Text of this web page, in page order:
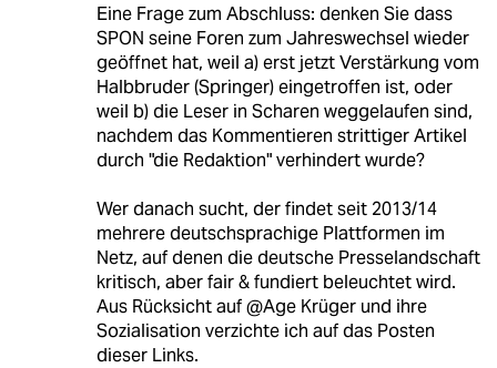
Eine Frage zum Abschluss: denken Sie dass
SPON seine Foren zum Jahreswechsel wieder
geöffnet hat, weil a) erst jetzt Verstärkung vom
Halbbruder (Springer) eingetroffen ist, oder
weil b) die Leser in Scharen weggelaufen sind,
nachdem das Kommentieren strittiger Artikel
durch "die Redaktion" verhindert wurde?
Wer danach sucht, der findet seit 2013/14
mehrere deutschsprachige Plattformen im
Netz, auf denen die deutsche Presselandschaft
kritisch, aber fair & fundiert beleuchtet wird.
Aus Rücksicht auf @Age Krüger und ihre
Sozialisation verzichte ich auf das Posten
dieser Links.